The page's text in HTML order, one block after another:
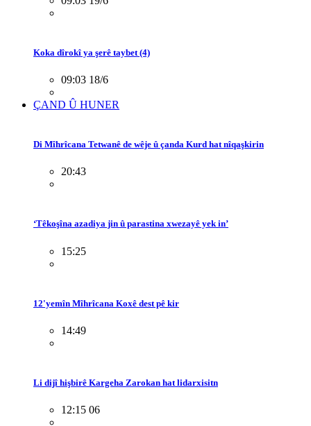
Koka dîrokî ya şerê taybet (4)
09:03 18/6
ÇAND Û HUNER
Di Mîhrîcana Tetwanê de wêje û çanda Kurd hat nîqaşkirin
20:43
‘Têkoşîna azadiya jin û parastina xwezayê yek in’
15:25
12'yemîn Mîhrîcana Koxê dest pê kir
14:49
Li dijî hişbirê Kargeha Zarokan hat lidarxisitn
12:15 06